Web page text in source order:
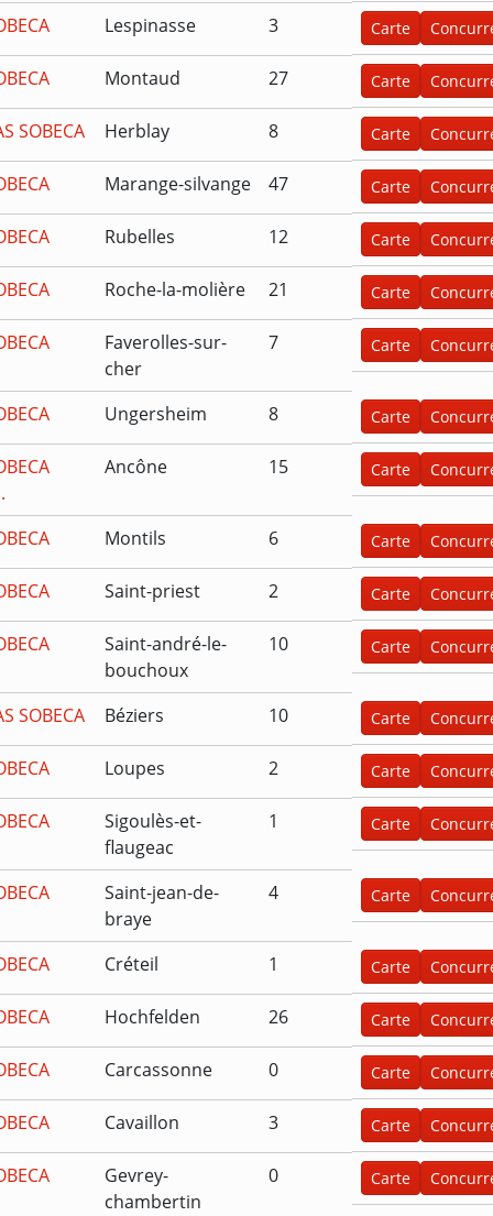
Lespinasse 3 Carte
Montaud 27 Carte
SOBECA Herblay 8 Carte
Marange-silvange 47 Carte
Rubelles 12 Carte
Roche-la-molière 21 Carte
Faverolles-sur-
cher
7 Carte
Ungersheim 8 Carte
Ancône 15 Carte
Montils 6 Carte
Saint-priest 2 Carte
Saint-andré-le-
bouchoux
10 Carte
SOBECA Béziers 10 Carte
Loupes 2 Carte
Sigoulès-et-
flaugeac
1 Carte
Saint-jean-de-
braye
4 Carte
Créteil 1 Carte
Hochfelden 26 Carte
Carcassonne 0 Carte
Cavaillon 3 Carte
Gevrey-
chambertin
0 Carte